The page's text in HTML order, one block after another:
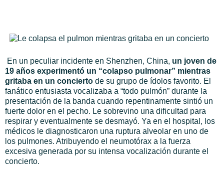
En un peculiar incidente en Shenzhen, China, un joven de
19 años experimentó un “colapso pulmonar” mientras
gritaba en un concierto de su grupo de ídolos favorito. El
fanático entusiasta vocalizaba a “todo pulmón” durante la
presentación de la banda cuando repentinamente sintió un
fuerte dolor en el pecho. Le sobrevino una dificultad para
respirar y eventualmente se desmayó. Ya en el hospital, los
médicos le diagnosticaron una ruptura alveolar en uno de
los pulmones. Atribuyendo el neumotórax a la fuerza
excesiva generada por su intensa vocalización durante el
concierto.